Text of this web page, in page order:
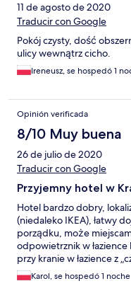
11 de agosto de 2020
Traducir con Google
Pokój czysty, dość
ulicy wewnątrz cicho.
Ireneusz, se hospedó 1
Opinión verificada
8/10 Muy buena
26 de julio de 2020
Traducir con Google
Przyjemny hotel w
Hotel bardzo dobry,
(niedaleko IKEA), łatwy
porządku, może
odpowietrznik w łazience
przy kranie w łazience z
detalami było bardzo
Karol, se hospedó 1 noche